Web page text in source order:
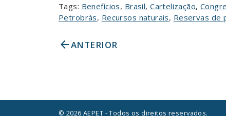
Tags: Benefícios, Brasil,Cartelização,
Petrobrás, Recursos naturais, Reservas de
arrow_backANTERIOR
© 2026 AEPET - Todos os direitos reservados.